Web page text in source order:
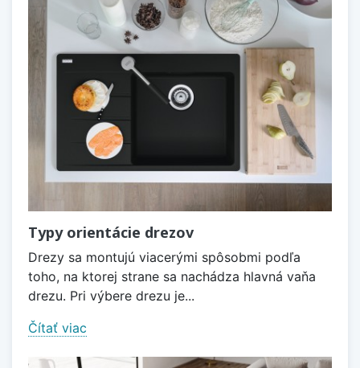
Typy orientácie drezov
Drezy sa montujú viacerými spôsobmi podľa
toho, na ktorej strane sa nachádza hlavná vaňa
drezu. Pri výbere drezu je...
Čítať viac